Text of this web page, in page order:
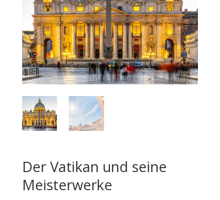
Der Vatikan und seine
Meisterwerke